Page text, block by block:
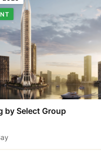
by Select Group